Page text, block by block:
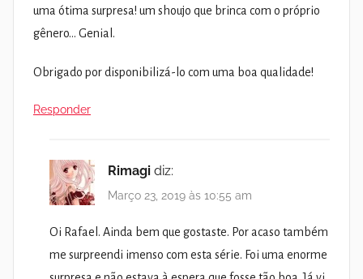
uma ótima surpresa! um shoujo que brinca com o próprio
gênero… Genial.
Obrigado por disponibilizá-lo com uma boa qualidade!
Responder
Rimagi diz:
Março 23, 2019 às 10:55 am
Oi Rafael. Ainda bem que gostaste. Por acaso também
me surpreendi imenso com esta série. Foi uma enorme